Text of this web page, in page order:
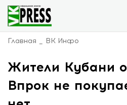
Главная ВК Инфо
Жители Кубани
Впрок не